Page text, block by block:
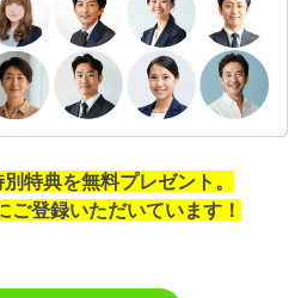
特典を無料プレゼント。
ご登録いただいています！